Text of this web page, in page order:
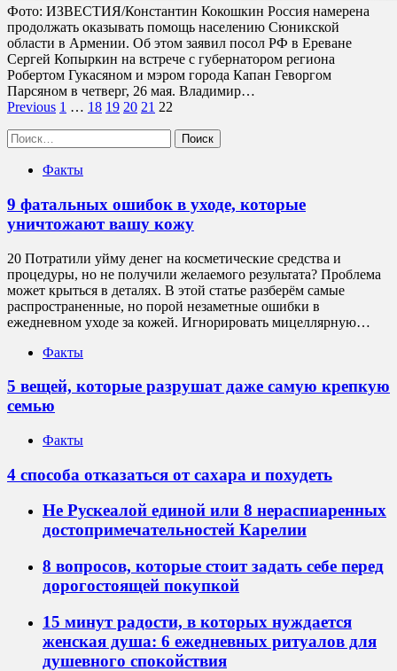
Фото: ИЗВЕСТИЯ/Константин Кокошкин Россия намерена
продолжать оказывать помощь населению Сюникской
области в Армении. Об этом заявил посол РФ в Ереване
Сергей Копыркин на встрече с губернатором региона
Робертом Гукасяном и мэром города Капан Геворгом
Парсяном в четверг, 26 мая. Владимир…
Пагинация
записей
Previous 1 … 18 19 20 21 22
Найти:
Факты
9 фатальных ошибок в уходе, которые
уничтожают вашу кожу
20 Потратили уйму денег на косметические средства и
процедуры, но не получили желаемого результата? Проблема
может крыться в деталях. В этой статье разберём самые
распространенные, но порой незаметные ошибки в
ежедневном уходе за кожей. Игнорировать мицеллярную…
Факты
5 вещей, которые разрушат даже самую крепкую
семью
Факты
4 способа отказаться от сахара и похудеть
Не Рускеалой единой или 8 нераспиаренных
достопримечательностей Карелии
8 вопросов, которые стоит задать себе перед
дорогостоящей покупкой
15 минут радости, в которых нуждается
женская душа: 6 ежедневных ритуалов для
душевного спокойствия